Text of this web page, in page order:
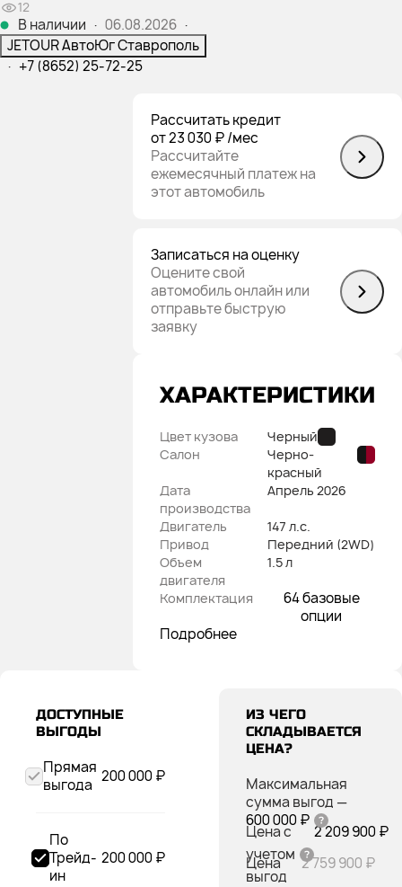
12
В наличии · 06.08.2026 ·
JETOUR АвтоЮг Ставрополь
· +7 (8652) 25-72-25
Рассчитать кредит
от 23 030 ₽/мес
Рассчитайте
ежемесячный платеж на
этот автомобиль
Записаться на оценку
Оцените свой
автомобиль онлайн или
отправьте быструю
заявку
ХАРАКТЕРИСТИКИ
Цвет кузова
Черный
Салон
Черно-
красный
Дата
производства
Апрель 2026
Двигатель
147 л.с.
Привод
Передний (2WD)
Объем
двигателя
1.5 л
Комплектация
64 базовые
опции
Подробнее
ДОСТУПНЫЕ
ВЫГОДЫ
200 000 ₽
Прямая
выгода
200 000 ₽
По
Трейд-
ин
ИЗ ЧЕГО
СКЛАДЫВАЕТСЯ
ЦЕНА?
Максимальная
сумма выгод —
600 000 ₽
Цена с
учетом
выгод
2 209 900 ₽
Цена
2 759 900 ₽